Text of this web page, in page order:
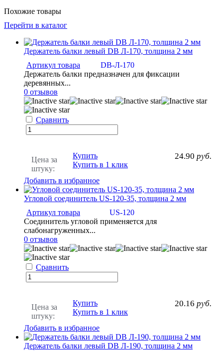
Похожие товары
Перейти в каталог
Держатель балки левый DB Л-170, толщина 2 мм
Артикул товара
DB-Л-170
Держатель балки предназначен для фиксации
деревянных...
0 отзывов
Сравнить
Цена за
штуку:
24.90 руб.
Купить
Купить в 1 клик
Добавить в избранное
Угловой соединитель US-120-35, толщина 2 мм
Артикул товара
US-120
Соединитель угловой применяется для
слабонагруженных...
0 отзывов
Сравнить
Цена за
штуку:
20.16 руб.
Купить
Купить в 1 клик
Добавить в избранное
Держатель балки левый DB Л-190, толщина 2 мм